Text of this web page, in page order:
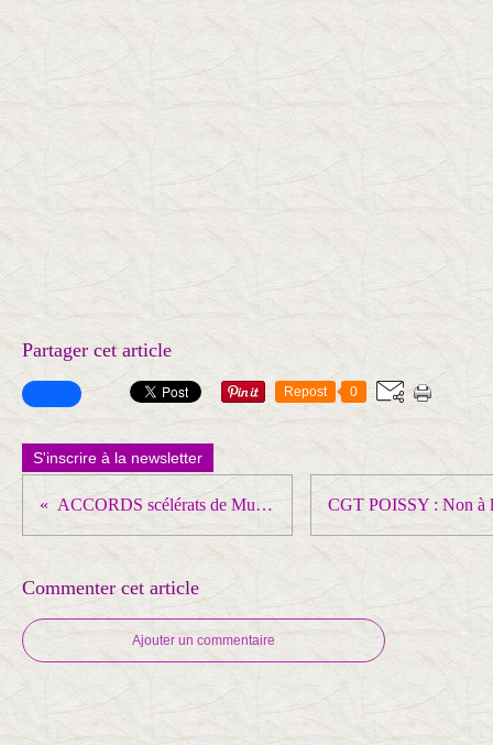
Partager cet article
Repost 0
S'inscrire à la newsletter
ACCORDS scélérats de Munich
Commenter cet article
Ajouter un commentaire